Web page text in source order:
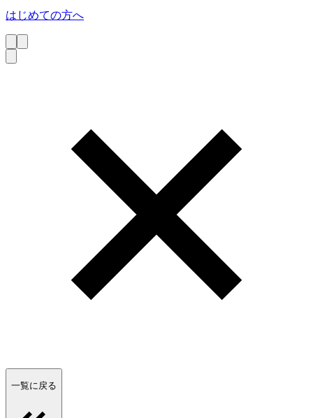
はじめての方へ
一覧に戻る